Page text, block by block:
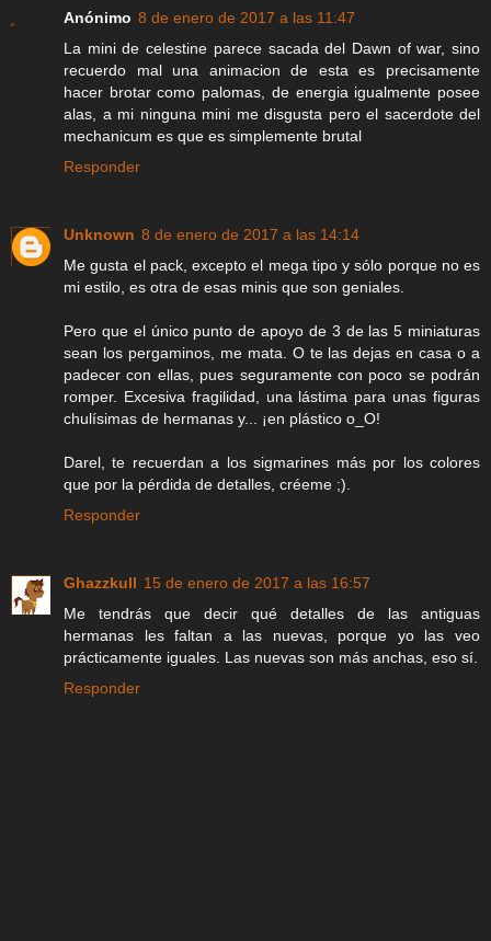
Anónimo 8 de enero de 2017 a las 11:47
La mini de celestine parece sacada del Dawn of war, sino
recuerdo mal una animacion de esta es precisamente
hacer brotar como palomas, de energia igualmente posee
alas, a mi ninguna mini me disgusta pero el sacerdote del
mechanicum es que es simplemente brutal
Responder
Unknown 8 de enero de 2017 a las 14:14
Me gusta el pack, excepto el mega tipo y sólo porque no es
mi estilo, es otra de esas minis que son geniales.
Pero que el único punto de apoyo de 3 de las 5 miniaturas
sean los pergaminos, me mata. O te las dejas en casa o a
padecer con ellas, pues seguramente con poco se podrán
romper. Excesiva fragilidad, una lástima para unas figuras
chulísimas de hermanas y... ¡en plástico o_O!
Darel, te recuerdan a los sigmarines más por los colores
que por la pérdida de detalles, créeme ;).
Responder
Ghazzkull 15 de enero de 2017 a las 16:57
Me tendrás que decir qué detalles de las antiguas
hermanas les faltan a las nuevas, porque yo las veo
prácticamente iguales. Las nuevas son más anchas, eso sí.
Responder